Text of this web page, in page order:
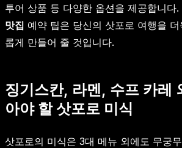
투어 상품 등 다양한 옵션을 제공합니다.
맛집 예약 팁은 당신의 삿포로 여행을
롭게 만들어 줄 것입니다.
징기스칸, 라멘, 수프 카레
아야 할 삿포로 미식
삿포로의 미식은 3대 메뉴 외에도 무궁